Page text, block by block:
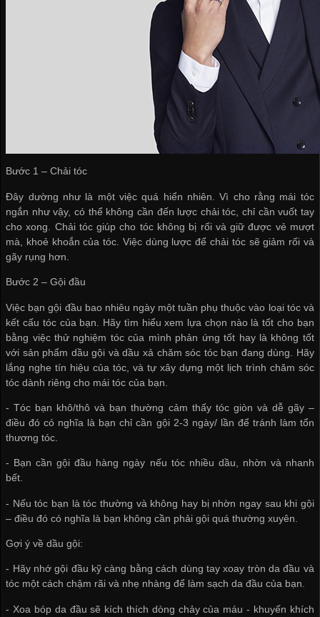
Bước 1 – Chải tóc
Đây dường như là một việc quá hiển nhiên. Vì cho rằng mái tóc
ngắn như vậy, có thể không cần đến lược chải tóc, chỉ cần vuốt tay
cho xong. Chải tóc giúp cho tóc không bị rối và giữ được vẻ mượt
mà, khoẻ khoắn của tóc. Việc dùng lược để chải tóc sẽ giảm rối và
gãy rụng hơn.
Bước 2 – Gội đầu
Việc bạn gội đầu bao nhiêu ngày một tuần phụ thuộc vào loại tóc và
kết cấu tóc của bạn. Hãy tìm hiểu xem lựa chọn nào là tốt cho bạn
bằng việc thử nghiệm tóc của mình phản ứng tốt hay là không tốt
với sản phẩm dầu gội và dầu xả chăm sóc tóc bạn đang dùng. Hãy
lắng nghe tín hiệu của tóc, và tự xây dựng một lịch trình chăm sóc
tóc dành riêng cho mái tóc của bạn.
- Tóc bạn khô/thô và bạn thường cảm thấy tóc giòn và dễ gãy –
điều đó có nghĩa là bạn chỉ cần gội 2-3 ngày/ lần để tránh làm tổn
thương tóc.
- Bạn cần gội đầu hàng ngày nếu tóc nhiều dầu, nhờn và nhanh
bết.
- Nếu tóc bạn là tóc thường và không hay bị nhờn ngay sau khi gội
– điều đó có nghĩa là bạn không cần phải gội quá thường xuyên.​
Gợi ý về dầu gội:
- Hãy nhớ gội đầu kỹ càng bằng cách dùng tay xoay tròn da đầu và
tóc một cách chậm rãi và nhẹ nhàng để làm sạch da đầu của bạn.
- Xoa bóp da đầu sẽ kích thích dòng chảy của máu - khuyến khích